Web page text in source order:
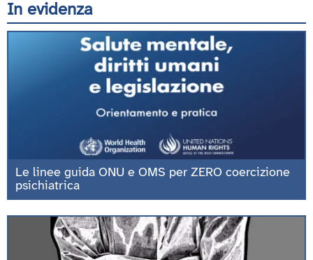
In evidenza
Le linee guida ONU e OMS per ZERO coercizione
psichiatrica